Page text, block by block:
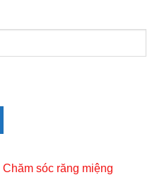
Chăm sóc răng miệng